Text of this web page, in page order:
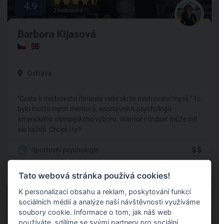
4.9 2 hodnocení
Barbora Kijasová
Ostrava
"Cesta k mistrovství řemesla vede skrze mistrovství mysli." To
bylo motto mých mentorů, sportovních psychologů
amerického olympijského výboru. Warrior mindset může mít
ale každý. Chceš i ty?
Sportovní psychologie
Nabírá
Tato webová stránka používá cookies!
K personalizaci obsahu a reklam, poskytování funkcí
sociálních médií a analýze naší návštěvnosti využíváme
soubory cookie. Informace o tom, jak náš web
používáte, sdílíme se svými partnery pro sociální